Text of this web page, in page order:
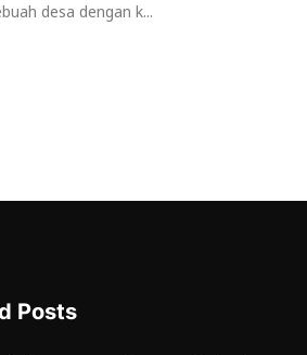
desa dengan k...
Posts